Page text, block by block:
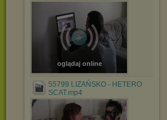
oglądaj online
55799 LIZAŃSKO - HETERO
SCAT.mp4